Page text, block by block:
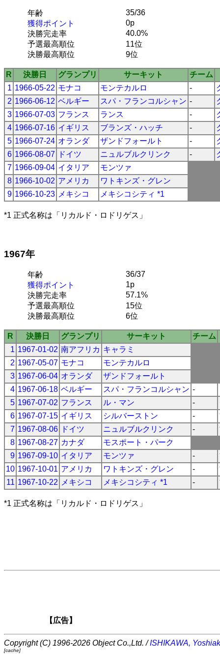
年齢
35/36
獲得ポイント
0p
決勝完走率
40.0%
予選最高順位
11位
決勝最高順位
9位
R 決勝日 グランプリ サーキット
チーム
1 1966-05-22 モナコ モンテカルロ -
2 1966-06-12 ベルギー スパ・フランコルシャン -
3 1966-07-03 フランス ランス -
4 1966-07-16 イギリス ブランズ・ハッチ -
5 1966-07-24 オランダ ザンドフォールト -
6 1966-08-07 ドイツ ニュルブルクリンク -
7 1966-09-04 イタリア
モンツァ
8 1966-10-02 アメリカ
ワトキンズ・グレン
9 1966-10-23 メキシコ メキシコシティ *1
*1 正式名称は「リカルド・ロドリゲス」
1967年
年齢
36/37
獲得ポイント
1p
決勝完走率
57.1%
予選最高順位
15位
決勝最高順位
6位
R 決勝日 グランプリ サーキット
チーム
1 1967-01-02 南アフリカ キャラミ
2 1967-05-07 モナコ
モンテカルロ
3 1967-06-04 オランダ
ザンドフォールト
4 1967-06-18 ベルギー スパ・フランコルシャン -
5 1967-07-02 フランス ル・マン -
6 1967-07-15 イギリス シルバーストン -
7 1967-08-06 ドイツ ニュルブルクリンク -
8 1967-08-27 カナダ
モスポート・パーク
9 1967-09-10 イタリア モンツァ -
10 1967-10-01 アメリカ ワトキンズ・グレン -
11 1967-10-22 メキシコ メキシコシティ *1 -
*1 正式名称は「リカルド・ロドリゲス」
【広告】
Copyright (C) 1996-2026 Object Co.,Ltd. /ISHIKAWA,
[cache]